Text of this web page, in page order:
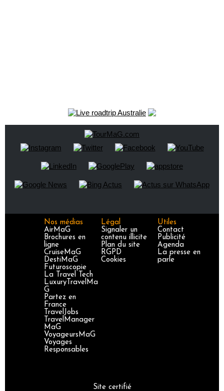
Nos médias
AirMaG
Brochures en
ligne
CruiseMaG
DestiMaG
Futuroscopie
La Travel Tech
LuxuryTravelMa
G
Partez en
France
TravelJobs
TravelManager
MaG
VoyageursMaG
Voyages
Responsables
Légal
Signaler un
contenu illicite
Plan du site
RGPD
Cookies
Utiles
Contact
Publicité
Agenda
La presse en
parle
Site certifié